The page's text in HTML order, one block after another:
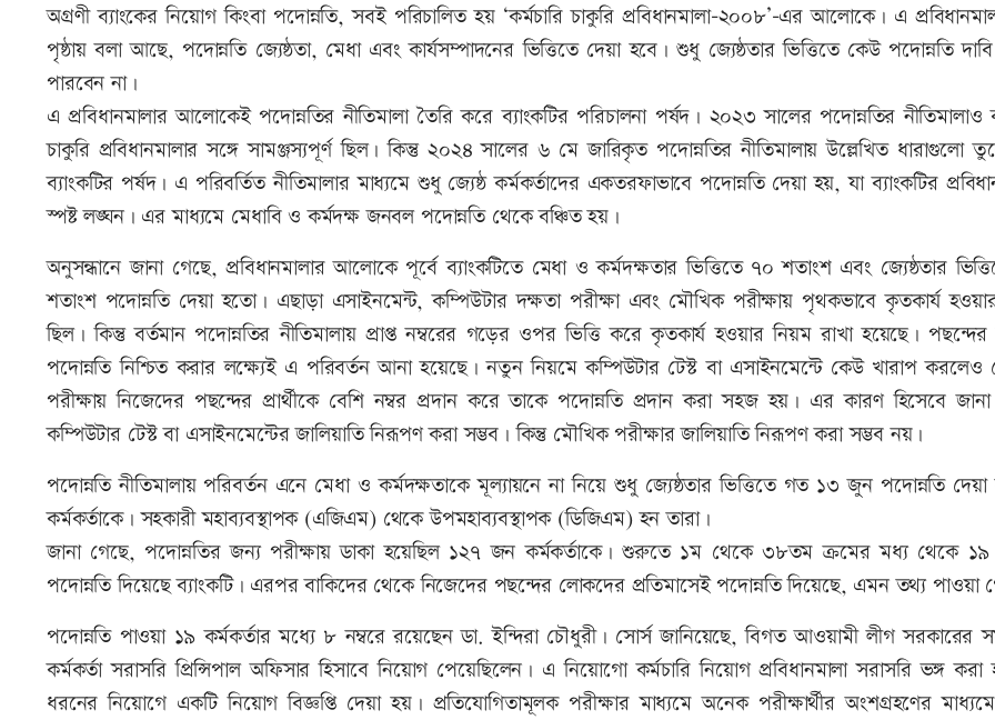
অগ্রণী ব্যাংকের নিয়োগ কিংবা পদোন্নতি, সবই পরিচালিত হয় ‘কর্মচারি চাকুরি প্রবিধানমালা-২০০৮’-এর আলোকে। এ
পৃষ্ঠায় বলা আছে, পদোন্নতি জ্যেষ্ঠতা, মেধা এবং কার্যসম্পাদনের ভিত্তিতে দেয়া হবে। শুধু জ্যেষ্ঠতার ভিত্তিতে কেউ পদোন্নতি
পারবেন না।
এ প্রবিধানমালার আলোকেই পদোন্নতির নীতিমালা তৈরি করে ব্যাংকটির পরিচালনা পর্ষদ। ২০২৩ সালের পদোন্নতির নীতিমালাও
চাকুরি প্রবিধানমালার সঙ্গে সামঞ্জস্যপূর্ণ ছিল। কিন্তু ২০২৪ সালের ৬ মে জারিকৃত পদোন্নতির নীতিমালায় উল্লেখিত ধারাগুলো
ব্যাংকটির পর্ষদ। এ পরিবর্তিত নীতিমালার মাধ্যমে শুধু জ্যেষ্ঠ কর্মকর্তাদের একতরফাভাবে পদোন্নতি দেয়া হয়, যা ব্যাংকটির
স্পষ্ট লঙ্ঘন। এর মাধ্যমে মেধাবি ও কর্মদক্ষ জনবল পদোন্নতি থেকে বঞ্চিত হয়।
অনুসন্ধানে জানা গেছে, প্রবিধানমালার আলোকে পূর্বে ব্যাংকটিতে মেধা ও কর্মদক্ষতার ভিত্তিতে ৭০ শতাংশ এবং জ্যেষ্ঠতার
শতাংশ পদোন্নতি দেয়া হতো। এছাড়া এসাইনমেন্ট, কম্পিউটার দক্ষতা পরীক্ষা এবং মৌখিক পরীক্ষায় পৃথকভাবে কৃতকার্য
ছিল। কিন্তু বর্তমান পদোন্নতির নীতিমালায় প্রাপ্ত নম্বরের গড়ের ওপর ভিত্তি করে কৃতকার্য হওয়ার নিয়ম রাখা হয়েছে। পছন্দের
পদোন্নতি নিশ্চিত করার লক্ষ্যেই এ পরিবর্তন আনা হয়েছে। নতুন নিয়মে কম্পিউটার টেস্ট বা এসাইনমেন্টে কেউ খারাপ
পরীক্ষায় নিজেদের পছন্দের প্রার্থীকে বেশি নম্বর প্রদান করে তাকে পদোন্নতি প্রদান করা সহজ হয়। এর কারণ হিসেবে
কম্পিউটার টেস্ট বা এসাইনমেন্টের জালিয়াতি নিরূপণ করা সম্ভব। কিন্তু মৌখিক পরীক্ষার জালিয়াতি নিরূপণ করা সম্ভব নয়।
পদোন্নতি নীতিমালায় পরিবর্তন এনে মেধা ও কর্মদক্ষতাকে মূল্যায়নে না নিয়ে শুধু জ্যেষ্ঠতার ভিত্তিতে গত ১৩ জুন পদোন্নতি
কর্মকর্তাকে। সহকারী মহাব্যবস্থাপক (এজিএম) থেকে উপমহাব্যবস্থাপক (ডিজিএম) হন তারা।
জানা গেছে, পদোন্নতির জন্য পরীক্ষায় ডাকা হয়েছিল ১২৭ জন কর্মকর্তাকে। শুরুতে ১ম থেকে ৩৮তম ক্রমের মধ্য থেকে
পদোন্নতি দিয়েছে ব্যাংকটি। এরপর বাকিদের থেকে নিজেদের পছন্দের লোকদের প্রতিমাসেই পদোন্নতি দিয়েছে, এমন তথ্য পাওয়া
পদোন্নতি পাওয়া ১৯ কর্মকর্তার মধ্যে ৮ নম্বরে রয়েছেন ডা. ইন্দিরা চৌধুরী। সোর্স জানিয়েছে, বিগত আওয়ামী লীগ সরকারের
কর্মকর্তা সরাসরি প্রিন্সিপাল অফিসার হিসাবে নিয়োগ পেয়েছিলেন। এ নিয়োগো কর্মচারি নিয়োগ প্রবিধানমালা সরাসরি ভঙ্গ
ধরনের নিয়োগে একটি নিয়োগ বিজ্ঞপ্তি দেয়া হয়। প্রতিযোগিতামূলক পরীক্ষার মাধ্যমে অনেক পরীক্ষার্থীর অংশগ্রহণের মাধ্যমে